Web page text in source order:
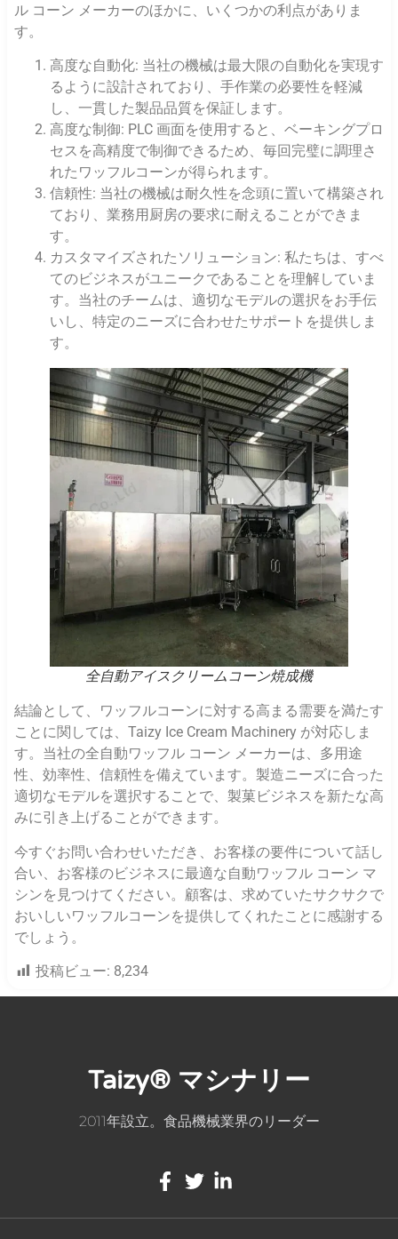
ル コーン メーカーのほかに、いくつかの利点がありま
す。
高度な自動化: 当社の機械は最大限の自動化を実現す
るように設計されており、手作業の必要性を軽減
し、一貫した製品品質を保証します。
高度な制御: PLC 画面を使用すると、ベーキングプロ
セスを高精度で制御できるため、毎回完璧に調理さ
れたワッフルコーンが得られます。
信頼性: 当社の機械は耐久性を念頭に置いて構築され
ており、業務用厨房の要求に耐えることができま
す。
カスタマイズされたソリューション: 私たちは、すべ
てのビジネスがユニークであることを理解していま
す。当社のチームは、適切なモデルの選択をお手伝
いし、特定のニーズに合わせたサポートを提供しま
す。
全自動アイスクリームコーン焼成機
結論として、ワッフルコーンに対する高まる需要を満たす
ことに関しては、Taizy Ice Cream Machinery が対応しま
す。当社の全自動ワッフル コーン メーカーは、多用途
性、効率性、信頼性を備えています。製造ニーズに合った
適切なモデルを選択することで、製菓ビジネスを新たな高
みに引き上げることができます。
今すぐお問い合わせいただき、お客様の要件について話し
合い、お客様のビジネスに最適な自動ワッフル コーン マ
シンを見つけてください。顧客は、求めていたサクサクで
おいしいワッフルコーンを提供してくれたことに感謝する
でしょう。
投稿ビュー: 8,234
Taizy® マシナリー
2011年設立。食品機械業界のリーダー